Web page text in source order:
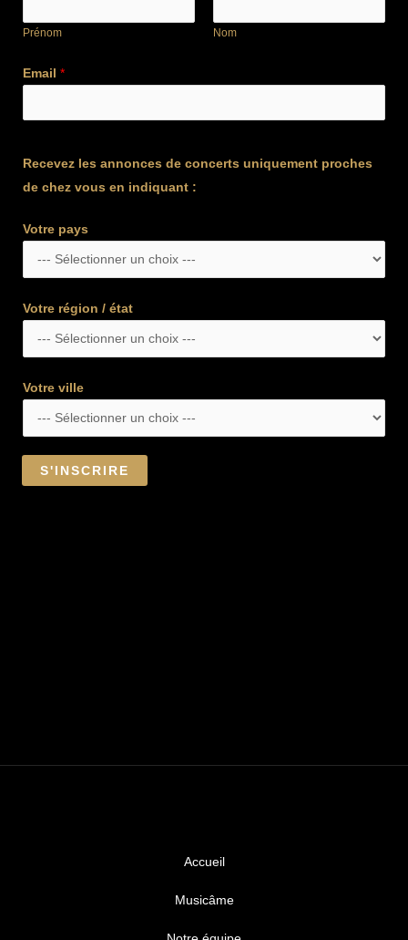
Prénom Nom
Email *
Recevez les annonces de concerts uniquement proches
de chez vous en indiquant :
Votre pays
Votre région / état
Votre ville
S'INSCRIRE
Accueil
Musicâme